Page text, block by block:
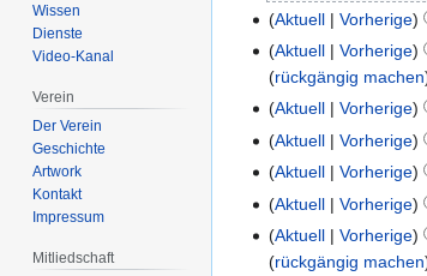
2023
5.
Juli
2016
Aktuell Vorherige
30.
August
2010
Aktuell Vorherige
rückgängig machen
15.
Mai
2009
Aktuell Vorherige
22.
Juli
2008
Aktuell Vorherige
Aktuell
Vorherige
10.
März
2008
Aktuell Vorherige
10.
August
Aktuell Vorherige
rückgängig machen
Wissen
Dienste
Video-Kanal
Verein
Der Verein
Geschichte
Artwork
Kontakt
Impressum
Mitliedschaft